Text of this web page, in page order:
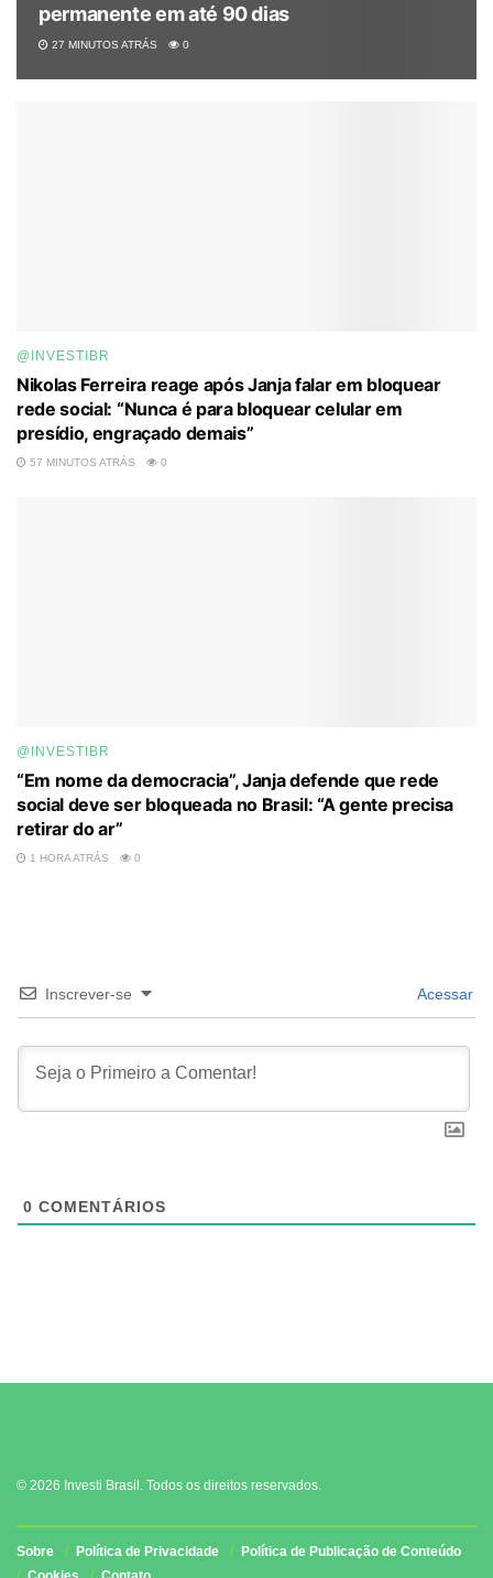
permanente em até 90 dias
27 MINUTOS ATRÁS 0
@INVESTIBR
Nikolas Ferreira reage após Janja falar em bloquear
rede social: “Nunca é para bloquear celular em
presídio, engraçado demais”
57 MINUTOS ATRÁS 0
@INVESTIBR
“Em nome da democracia”, Janja defende que rede
social deve ser bloqueada no Brasil: “A gente precisa
retirar do ar”
1 HORA ATRÁS 0
Inscrever-se Acessar
0 COMENTÁRIOS
© 2026 Investi Brasil. Todos os direitos reservados.
Sobre Política de Privacidade
Política de Publicação de Conteúdo